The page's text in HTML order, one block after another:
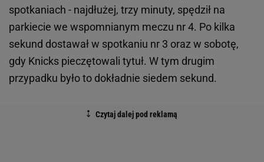
spotkaniach - najdłużej, trzy minuty, spędził na
parkiecie we wspomnianym meczu nr 4. Po kilka
sekund dostawał w spotkaniu nr 3 oraz w sobotę,
gdy Knicks pieczętowali tytuł. W tym drugim
przypadku było to dokładnie siedem sekund.